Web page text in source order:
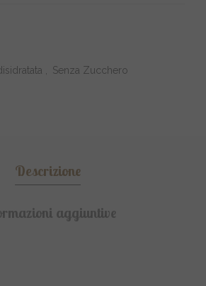
Senza Zucchero
Descrizione
aggiuntive